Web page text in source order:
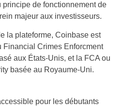
principe de fonctionnement de
majeur aux investisseurs.
la plateforme, Coinbase est
Financial Crimes Enforcment
aux États-Unis, et la FCA ou
basée au Royaume-Uni.
pour les débutants